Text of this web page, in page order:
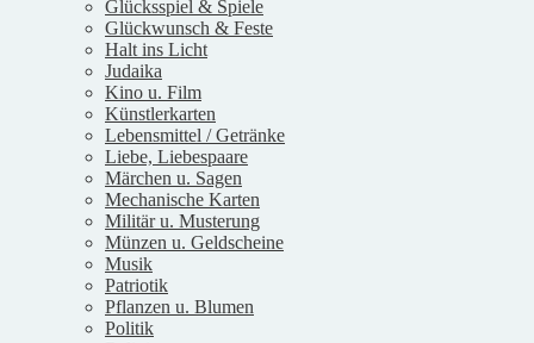
Glücksspiel & Spiele
Glückwunsch & Feste
Halt ins Licht
Judaika
Kino u. Film
Künstlerkarten
Lebensmittel / Getränke
Liebe, Liebespaare
Märchen u. Sagen
Mechanische Karten
Militär u. Musterung
Münzen u. Geldscheine
Musik
Patriotik
Pflanzen u. Blumen
Politik